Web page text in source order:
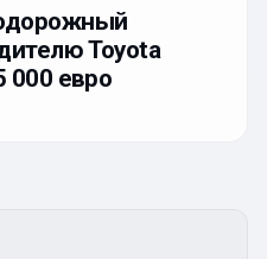
Toyota
000 евро